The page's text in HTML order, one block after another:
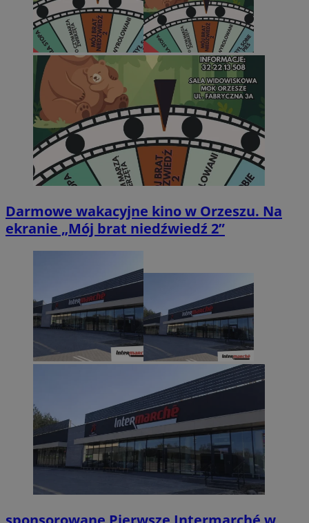
Darmowe wakacyjne kino w Orzeszu. Na
ekranie „Mój brat niedźwiedź 2”